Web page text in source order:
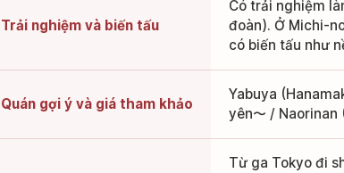
Trải nghiệm và biến tấu
Có trải nghiệm
đoàn). Ở Michi-
có biến tấu như
Quán gợi ý và giá tham khảo
Yabuya
yên〜 / Naorinan
Từ ga Tokyo đi